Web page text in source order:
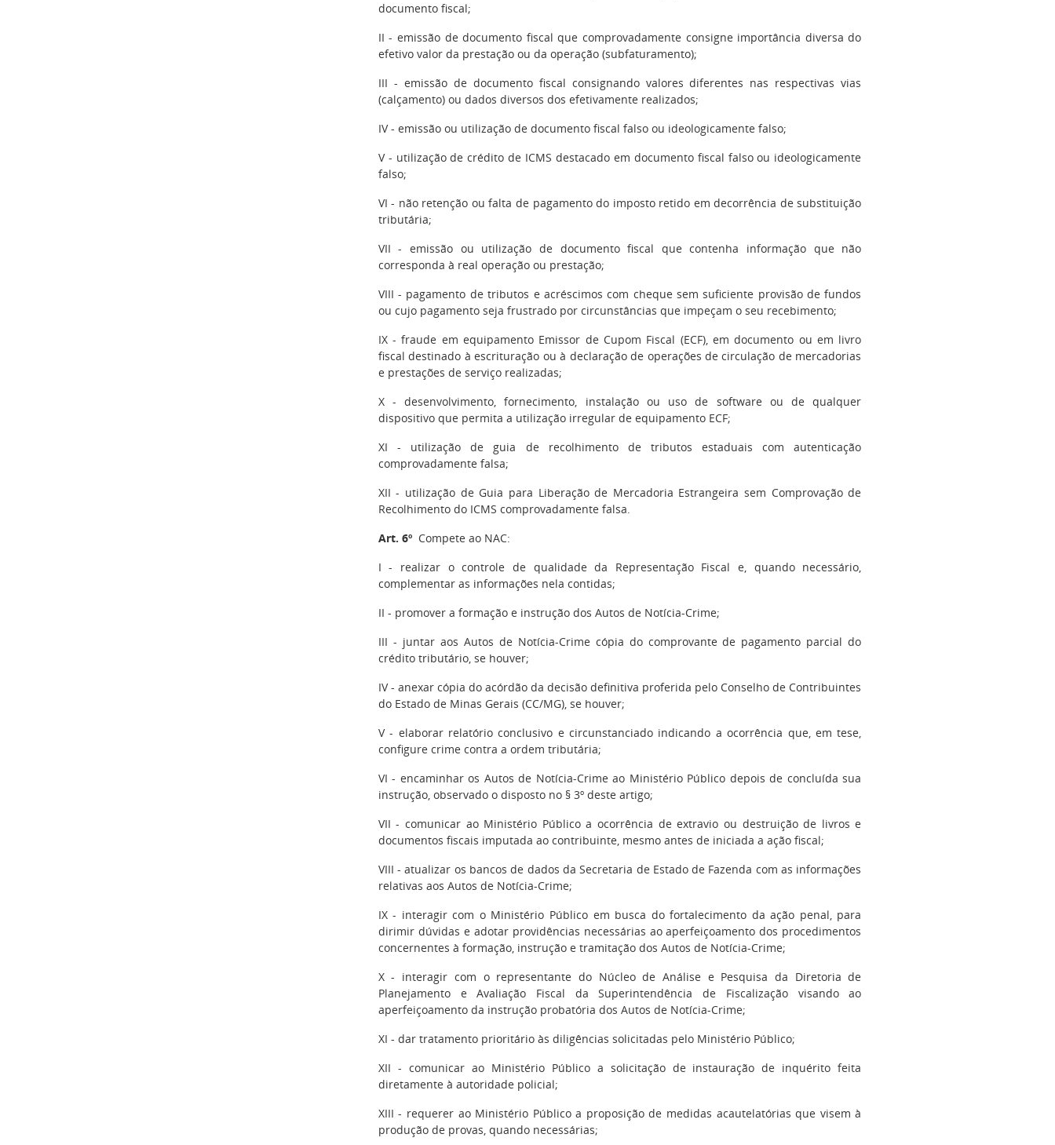
documento fiscal;
II - emissão de documento fiscal que comprovadamente consigne importância diversa do
efetivo valor da prestação ou da operação (subfaturamento);
III - emissão de documento fiscal consignando valores diferentes nas respectivas vias
(calçamento) ou dados diversos dos efetivamente realizados;
IV - emissão ou utilização de documento fiscal falso ou ideologicamente falso;
V - utilização de crédito de ICMS destacado em documento fiscal falso ou ideologicamente
falso;
VI - não retenção ou falta de pagamento do imposto retido em decorrência de substituição
tributária;
VII - emissão ou utilização de documento fiscal que contenha informação que não
corresponda à real operação ou prestação;
VIII - pagamento de tributos e acréscimos com cheque sem suficiente provisão de fundos
ou cujo pagamento seja frustrado por circunstâncias que impeçam o seu recebimento;
IX - fraude em equipamento Emissor de Cupom Fiscal (ECF), em documento ou em livro
fiscal destinado à escrituração ou à declaração de operações de circulação de mercadorias
e prestações de serviço realizadas;
X - desenvolvimento, fornecimento, instalação ou uso de software ou de qualquer
dispositivo que permita a utilização irregular de equipamento ECF;
XI - utilização de guia de recolhimento de tributos estaduais com autenticação
comprovadamente falsa;
XII - utilização de Guia para Liberação de Mercadoria Estrangeira sem Comprovação de
Recolhimento do ICMS comprovadamente falsa.
Art. 6ºCompete ao NAC:
I - realizar o controle de qualidade da Representação Fiscal e, quando necessário,
complementar as informações nela contidas;
II - promover a formação e instrução dos Autos de Notícia-Crime;
III - juntar aos Autos de Notícia-Crime cópia do comprovante de pagamento parcial do
crédito tributário, se houver;
IV - anexar cópia do acórdão da decisão definitiva proferida pelo Conselho de Contribuintes
do Estado de Minas Gerais (CC/MG), se houver;
V - elaborar relatório conclusivo e circunstanciado indicando a ocorrência que, em tese,
configure crime contra a ordem tributária;
VI - encaminhar os Autos de Notícia-Crime ao Ministério Público depois de concluída sua
instrução, observado o disposto no § 3º deste artigo;
VII - comunicar ao Ministério Público a ocorrência de extravio ou destruição de livros e
documentos fiscais imputada ao contribuinte, mesmo antes de iniciada a ação fiscal;
VIII - atualizar os bancos de dados da Secretaria de Estado de Fazenda com as informações
relativas aos Autos de Notícia-Crime;
IX - interagir com o Ministério Público em busca do fortalecimento da ação penal, para
dirimir dúvidas e adotar providências necessárias ao aperfeiçoamento dos procedimentos
concernentes à formação, instrução e tramitação dos Autos de Notícia-Crime;
X - interagir com o representante do Núcleo de Análise e Pesquisa da Diretoria de
Planejamento e Avaliação Fiscal da Superintendência de Fiscalização visando ao
aperfeiçoamento da instrução probatória dos Autos de Notícia-Crime;
XI - dar tratamento prioritário às diligências solicitadas pelo Ministério Público;
XII - comunicar ao Ministério Público a solicitação de instauração de inquérito feita
diretamente à autoridade policial;
XIII - requerer ao Ministério Público a proposição de medidas acautelatórias que visem à
produção de provas, quando necessárias;